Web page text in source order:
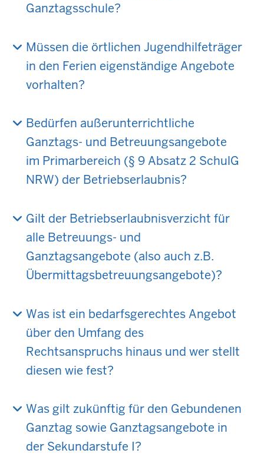
Ganztagsschule?
Müssen die örtlichen Jugendhilfeträger
in den Ferien eigenständige Angebote
vorhalten?
Bedürfen außerunterrichtliche
Ganztags- und Betreuungsangebote
im Primarbereich (§ 9 Absatz 2 SchulG
NRW) der Betriebserlaubnis?
Gilt der Betriebserlaubnisverzicht für
alle Betreuungs- und
Ganztagsangebote (also auch z.B.
Übermittagsbetreuungsangebote)?
Was ist ein bedarfsgerechtes Angebot
über den Umfang des
Rechtsanspruchs hinaus und wer stellt
diesen wie fest?
Was gilt zukünftig für den Gebundenen
Ganztag sowie Ganztagsangebote in
der Sekundarstufe I?